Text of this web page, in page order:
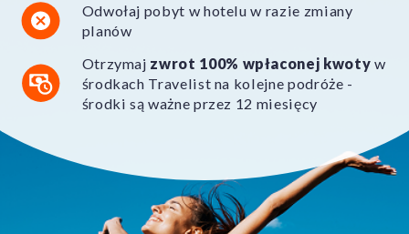
Odwołaj pobyt w hotelu w razie zmiany
planów
Otrzymaj zwrot 100% wpłaconej kwoty w
środkach Travelist na kolejne podróże -
środki są ważne przez 12 miesięcy